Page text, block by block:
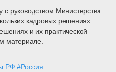
руководством Министерства
кадровых решениях.
и их практической
материале.
РФ #Россия